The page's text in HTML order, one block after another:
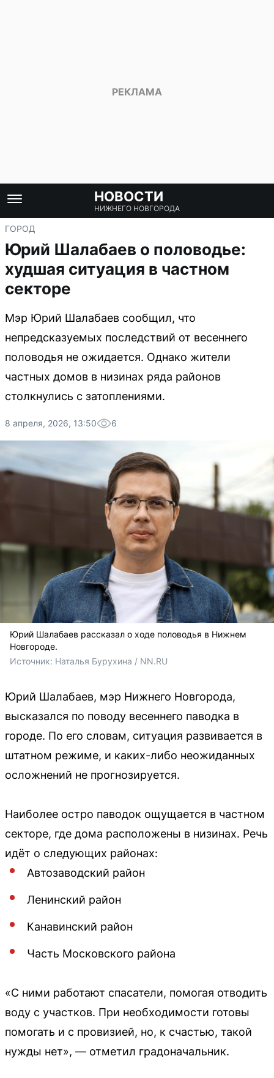
НОВОСТИ
НИЖНЕГО НОВГОРОДА
ГОРОД
Юрий Шалабаев о половодье:
худшая ситуация в частном
секторе
Мэр Юрий Шалабаев сообщил, что
непредсказуемых последствий от весеннего
половодья не ожидается. Однако жители
частных домов в низинах ряда районов
столкнулись с затоплениями.
8 апреля, 2026, 13:50 6
Юрий Шалабаев рассказал о ходе половодья в Нижнем
Новгороде.
Источник: Наталья Бурухина / NN.RU
Юрий Шалабаев, мэр Нижнего Новгорода,
высказался по поводу весеннего паводка в
городе. По его словам, ситуация развивается в
штатном режиме, и каких-либо неожиданных
осложнений не прогнозируется.
Наиболее остро паводок ощущается в частном
секторе, где дома расположены в низинах. Речь
идёт о следующих районах:
Автозаводский район
Ленинский район
Канавинский район
Часть Московского района
«С ними работают спасатели, помогая отводить
воду с участков. При необходимости готовы
помогать и с провизией, но, к счастью, такой
нужды нет», — отметил градоначальник.